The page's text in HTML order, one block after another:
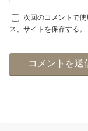
次回のコメントで
ス、サイトを保存する。